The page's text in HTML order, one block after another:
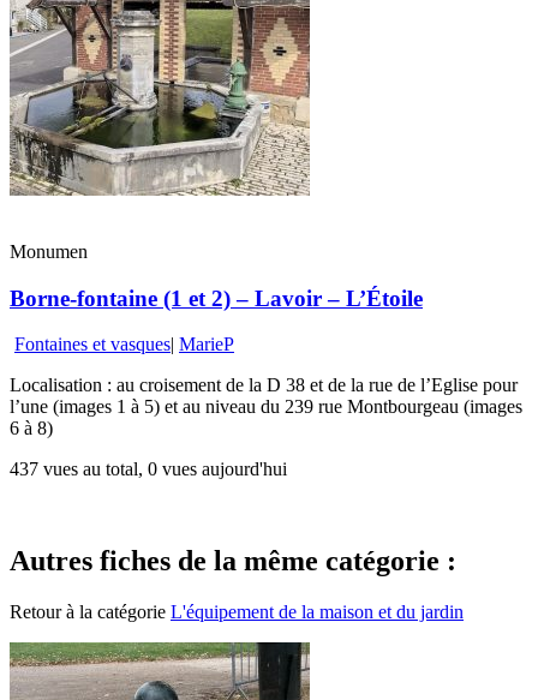
Monumen
Borne-fontaine (1 et 2) – Lavoir – L’Étoile
Fontaines et vasques| MarieP
Localisation : au croisement de la D 38 et de la rue de l’Eglise pour
l’une (images 1 à 5) et au niveau du 239 rue Montbourgeau (images
6 à 8)
437 vues au total, 0 vues aujourd'hui
Autres fiches de la même catégorie :
Retour à la catégorie L'équipement de la maison et du jardin